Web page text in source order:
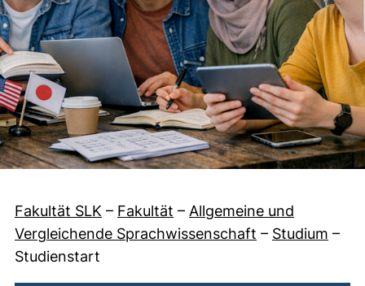
Fakultät SLK – Fakultät – Allgemeine und
Vergleichende Sprachwissenschaft – Studium –
Studienstart